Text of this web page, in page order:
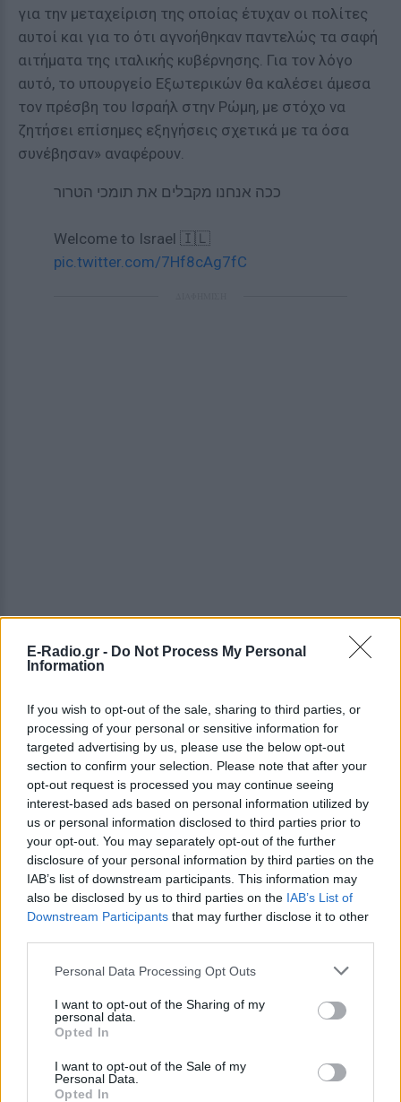
E-Radio.gr - Do Not Process My Personal
Information
If you wish to opt-out of the sale, sharing to third parties, or
processing of your personal or sensitive information for
targeted advertising by us, please use the below opt-out
section to confirm your selection. Please note that after your
opt-out request is processed you may continue seeing
interest-based ads based on personal information utilized by
us or personal information disclosed to third parties prior to
your opt-out. You may separately opt-out of the further
disclosure of your personal information by third parties on the
IAB’s list of downstream participants. This information may
also be disclosed by us to third parties on the IAB’s List of
Downstream Participants that may further disclose it to other
Personal Data Processing Opt Outs
I want to opt-out of the Sharing of my
personal data.
Opted In
I want to opt-out of the Sale of my
Personal Data.
Opted In
για την μεταχείριση της οποίας έτυχαν οι πολίτες
αυτοί και για το ότι αγνοήθηκαν παντελώς τα σαφή
αιτήματα της ιταλικής κυβέρνησης. Για τον λόγο
αυτό, το υπουργείο Εξωτερικών θα καλέσει άμεσα
τον πρέσβη του Ισραήλ στην Ρώμη, με στόχο να
ζητήσει επίσημες εξηγήσεις σχετικά με τα όσα
συνέβησαν» αναφέρουν.
ככה אנחנו מקבלים את תומכי הטרור
Welcome to Israel 🇮🇱
pic.twitter.com/7Hf8cAg7fC
— איתמר בן גביר (@itamarbengvir)May 20,
2026
«Εμφύλιος» στο Ισραήλ για το βίντεο
Ο υπουργός Εξωτερικών του Ισραήλ Γκιντεόν Σαάρ
αντέδρασε με σκληρό τρόπο εναντίον του υπουργού
Εθνικής Ασφάλειας Ιταμάρ Μπεν Γκβίρ, λέγοντας:
«Προκάλεσες εν γνώσει σου ζημιά στο κράτος μας
με αυτή την επαίσχυντη συμπεριφορά – και δεν
είναι η πρώτη φορά. Αναίρεσες τις τεράστιες,
που κατέβαλαν τόσοι πολλοί άνθρωποι – από
στρατιώτες του IDF μέχρι το προσωπικό του
Υπουργείου Εξωτερικών και πολλοί άλλοι»
σημειώνει σύμφωνα με τους Times Of Israel. «Δεν
είσαι το πρόσωπο του Ισραήλ» προσθέτει